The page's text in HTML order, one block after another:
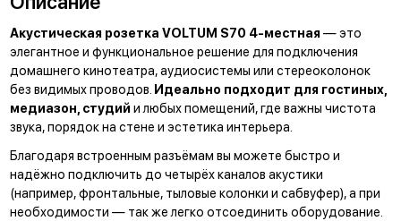
Акустическая розетка VOLTUM S70 4-местная — это
элегантное и функциональное решение для подключения
домашнего кинотеатра, аудиосистемы или стереоколонок
без видимых проводов. Идеально подходит для гостиных,
медиазон, студий и любых помещений, где важны чистота
звука, порядок на стене и эстетика интерьера.
Благодаря встроенным разъёмам вы можете быстро и
надёжно подключить до четырёх каналов акустики
(например, фронтальные, тыловые колонки и сабвуфер), а при
необходимости — так же легко отсоединить оборудование.